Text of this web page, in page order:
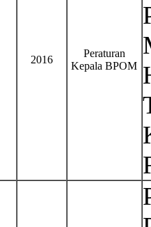
2016
Peraturan
Kepala BPOM